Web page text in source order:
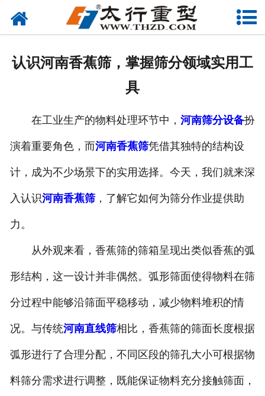
网站首页
联系我们
认识河南香蕉筛，掌握筛分领域实用工
具
在工业生产的物料处理环节中， 河南筛分设备扮
演着重要角色，而河南香蕉筛凭借其独特的结构设
计，成为不少场景下的实用选择。今天，我们就来深
入认识河南香蕉筛，了解它如何为筛分作业提供助
力。
从外观来看，香蕉筛的筛箱呈现出类似香蕉的弧
形结构，这一设计并非偶然。弧形筛面使得物料在筛
分过程中能够沿筛面平稳移动，减少物料堆积的情
况。与传统河南直线筛相比，香蕉筛的筛面长度根据
弧形进行了合理分配，不同区段的筛孔大小可根据物
料筛分需求进行调整，既能保证物料充分接触筛面，